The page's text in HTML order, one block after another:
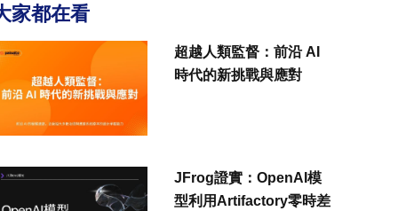
家都在看
超越人類監督：前沿 AI
時代的新挑戰與應對
JFrog證實：OpenAI模
型利用Artifactory零時差